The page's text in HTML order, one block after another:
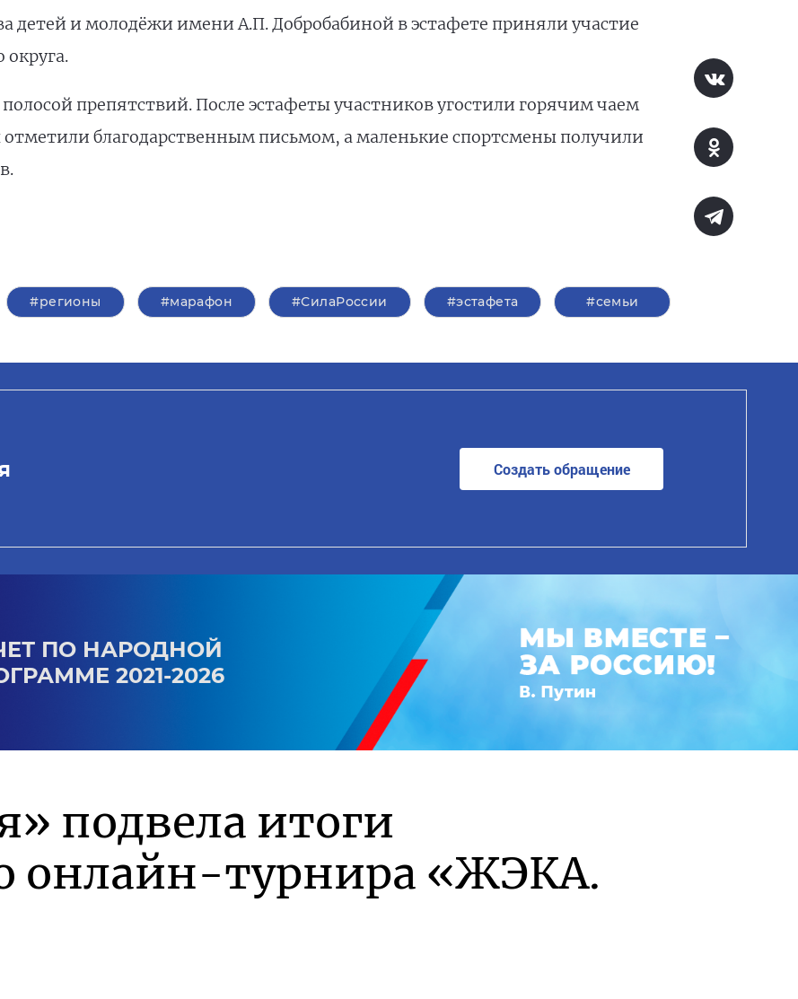
детей и молодёжи имени А.П. Добробабиной в эстафете приняли участие
округа.
препятствий. После эстафеты участников угостили горячим чаем
благодарственным письмом, а маленькие спортсмены получили
#регионы #марафон #СилаРоссии #эстафета #семьи
Создать обращение
ПО НАРОДНОЙ
2021-2026
подвела итоги
онлайн-турнира «ЖЭКА.